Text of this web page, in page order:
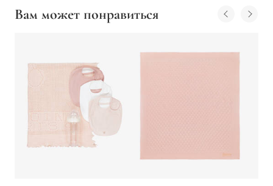
Вам может понравиться